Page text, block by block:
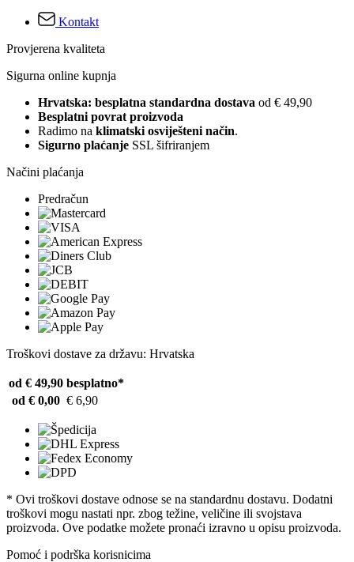
Kontakt
Provjerena kvaliteta
Sigurna online kupnja
Hrvatska: besplatna standardna dostava od € 49,90
Besplatni povrat proizvoda
Radimo na klimatski osviješteni način.
Sigurno plaćanje SSL šifriranjem
Načini plaćanja
Predračun
Troškovi dostave za državu: Hrvatska
od € 49,90 besplatno*
od € 0,00 € 6,90
* Ovi troškovi dostave odnose se na standardnu ​​dostavu. Dodatni
troškovi mogu nastati npr. zbog težine, veličine ili svojstava
proizvoda. Ove podatke možete pronaći izravno u opisu proizvoda.
Pomoć i podrška korisnicima